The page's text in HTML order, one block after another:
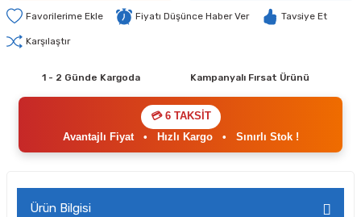
Fiyatı Düşünce Haber Ver Tavsiye Et
Karşılaştır
1 - 2 Günde Kargoda Kampanyalı Fırsat Ürünü
💳 6 TAKSİT
Avantajlı Fiyat• Hızlı Kargo• Sınırlı Stok !
Ürün Bilgisi